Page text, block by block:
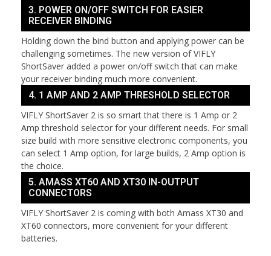
3. POWER ON/OFF SWITCH FOR EASIER
RECEIVER BINDING
Holding down the bind button and applying power can be
challenging sometimes. The new version of VIFLY
ShortSaver added a power on/off switch that can make
your receiver binding much more convenient.
4. 1 AMP AND 2 AMP THRESHOLD SELECTOR
VIFLY ShortSaver 2 is so smart that there is 1 Amp or 2
Amp threshold selector for your different needs. For small
size build with more sensitive electronic components, you
can select 1 Amp option, for large builds, 2 Amp option is
the choice.
5. AMASS XT60 AND XT30 IN-OUTPUT
CONNECTORS
VIFLY ShortSaver 2 is coming with both Amass XT30 and
XT60 connectors, more convenient for your different
batteries.